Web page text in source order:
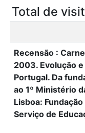
Total de
Recensão :
2003. Evolução
Portugal. Da
ao 1º Ministério
Lisboa:
Serviço de